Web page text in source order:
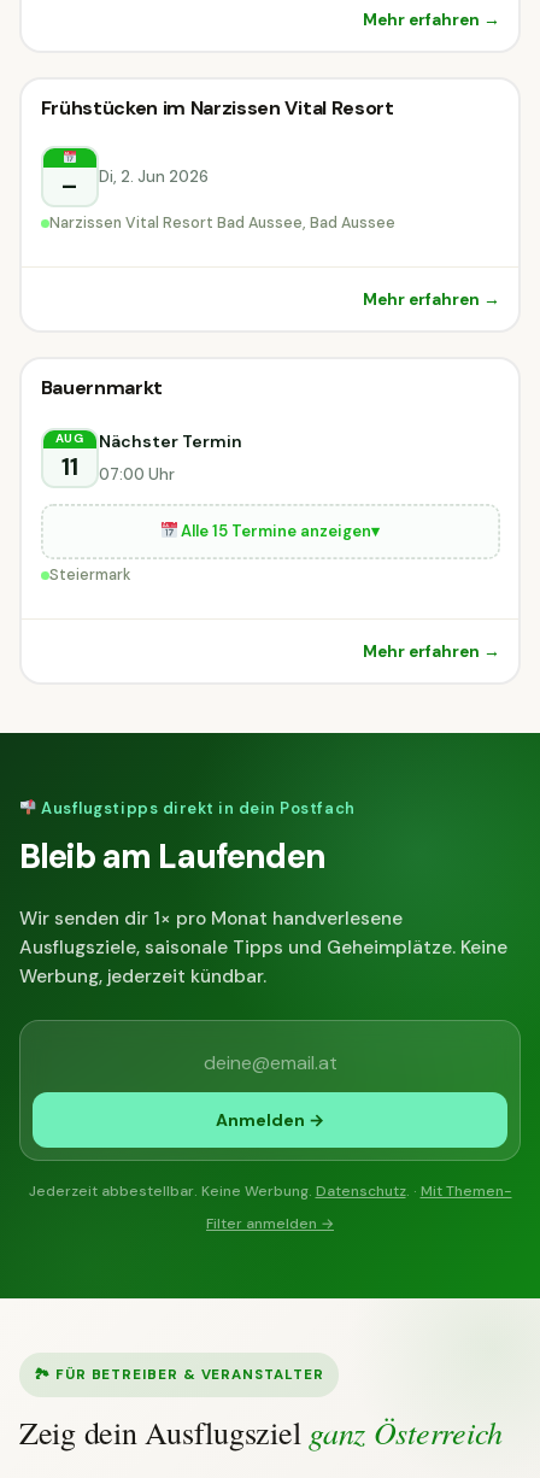
Mehr erfahren →
Sonstiges
Bad Aussee
Sonstiges
Frühstücken im Narzissen Vital Resort
– Di, 2. Jun 2026
Narzissen Vital Resort Bad Aussee, Bad Aussee
Mehr erfahren →
Sonstiges
Steiermark
Sonstiges
Bauernmarkt
AUG
11
Nächster Termin
07:00 Uhr
Alle 15 Termine anzeigen▾
Steiermark
Mehr erfahren →
Ausflugstipps direkt in dein Postfach
Bleib am Laufenden
Wir senden dir 1× pro Monat handverlesene
Ausflugsziele, saisonale Tipps und Geheimplätze. Keine
Werbung, jederzeit kündbar.
Anmelden →
Jederzeit abbestellbar. Keine Werbung. Datenschutz. · Mit Themen-
Filter anmelden →
🏞 FÜR BETREIBER & VERANSTALTER
Zeig dein Ausflugsziel ganz Österreich